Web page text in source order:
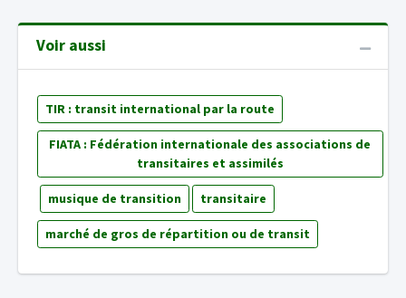
Voir aussi
TIR : transit international par la route
FIATA : Fédération internationale des associations de
transitaires et assimilés
musique de transition transitaire
marché de gros de répartition ou de transit